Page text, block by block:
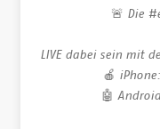
🚨 Die
LIVE dabei sein mit
🍎 iPhone:
🤖